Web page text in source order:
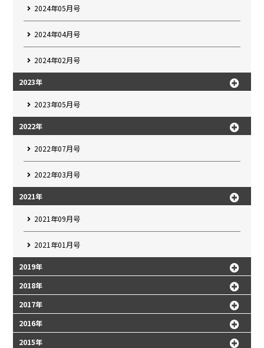
2024年05月号
2024年04月号
2024年02月号
2023年
2023年05月号
2022年
2022年07月号
2022年03月号
2021年
2021年09月号
2021年01月号
2019年
2018年
2017年
2016年
2015年